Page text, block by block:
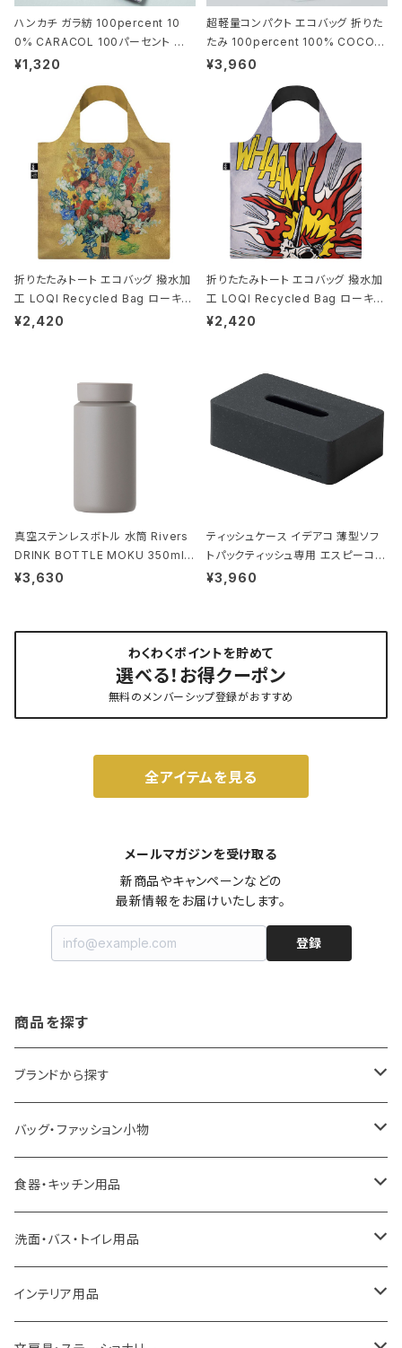
ハンカチ ガラ紡 100percent 10
0% CARACOL 100パーセント から
こる パープル
¥1,320
超軽量コンパクト エコバッグ 折りた
たみ 100percent 100% COCOO
N - Large 100パーセント コクーン
¥3,960
折りたたみトート エコバッグ 撥水加
工 LOQI Recycled Bag ローキー
大きめ トートバッグ 絵画 MUSEUM
¥2,420
折りたたみトート エコバッグ 撥水加
工 LOQI Recycled Bag ローキー
大きめ トートバッグ 絵画 MUSEUM
¥2,420
真空ステンレスボトル 水筒 Rivers
DRINK BOTTLE MOKU 350ml
リバーズ ドリンクボトル モク トープ
¥3,630
ティッシュケース イデアコ 薄型ソフ
トパックティッシュ専用 エスピーコン
パクト ideaco Tissue Case SP
¥3,960
わくわくポイントを貯めて
選べる！お得クーポン
無料のメンバーシップ登録がおすすめ
全アイテムを見る
メールマガジンを受け取る
新商品やキャンペーンなどの
最新情報をお届けいたします。
登録
商品を探す
ブランドから探す
LOQI
ideaco
a.depeche
ROOTOTE
バッグ・ファッション小物
エコバッグ
アクセサリー
トートバッグ
食器・キッチン用品
キッチンラック
キッチンペーパーホルダー
洗面・バス・トイレ用品
洗面用品
インテリア用品